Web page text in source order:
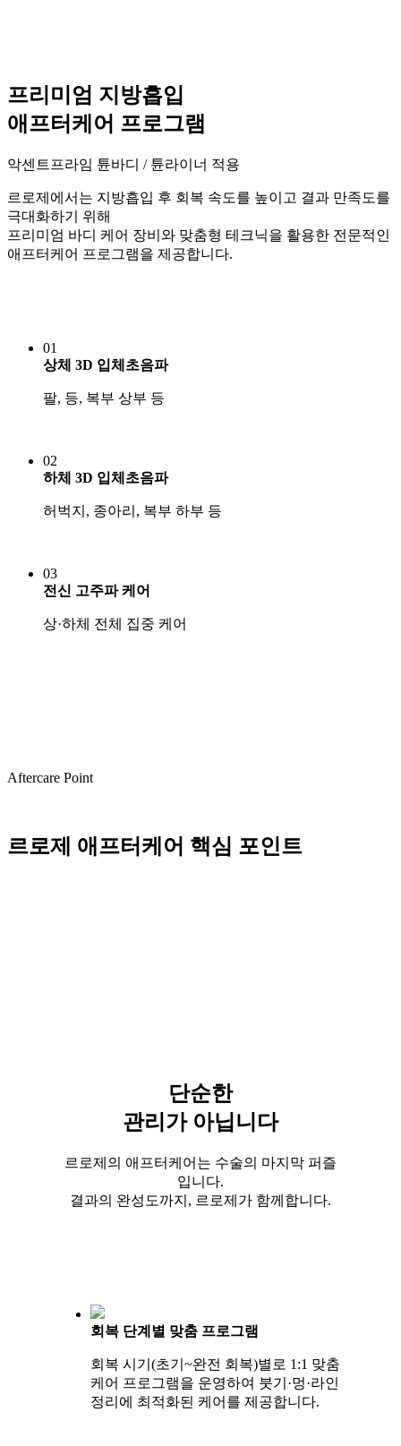
프리미엄 지방흡입
애프터케어 프로그램
악센트프라임 튠바디 / 튠라이너 적용
르로제에서는 지방흡입 후 회복 속도를 높이고 결과 만족도를
극대화하기 위해
프리미엄 바디 케어 장비와 맞춤형 테크닉을 활용한 전문적인
애프터케어 프로그램을 제공합니다.
01
상체 3D 입체초음파
팔, 등, 복부 상부 등
02
하체 3D 입체초음파
허벅지, 종아리, 복부 하부 등
03
전신 고주파 케어
상·하체 전체 집중 케어
Aftercare Point
르로제 애프터케어 핵심 포인트
단순한
관리가 아닙니다
르로제의 애프터케어는 수술의 마지막 퍼즐
입니다.
결과의 완성도까지, 르로제가 함께합니다.
회복 단계별 맞춤 프로그램
회복 시기(초기~완전 회복)별로 1:1 맞춤
케어 프로그램을 운영하여 붓기·멍·라인
정리에 최적화된 케어를 제공합니다.